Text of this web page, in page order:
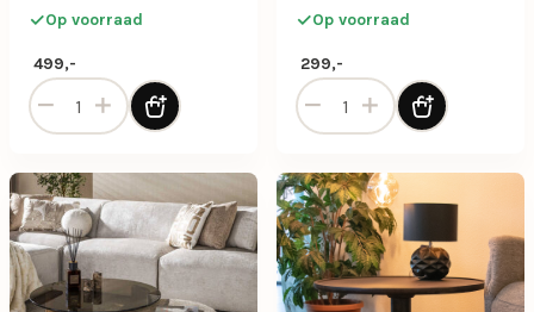
in beige en hout
Op voorraad
499,-
Organische salontafel set van 2 in beige en hout aantal
in massief teak
Op voorraad
299,-
Organische salontafel set